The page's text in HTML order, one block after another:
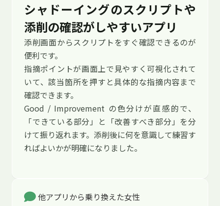
シャドーイングのスクリプトや
添削の確認がしやすいアプリ
添削画面からスクリプトをすぐ確認できるのが
便利です。
指摘ポイントが画面上で見やすく可視化されて
いて、該当箇所を押すと具体的な指摘内容まで
確認できます。
Good / Improvement の色分けが直感的で、
「できている部分」と「改善すべき部分」を分
けて振り返れます。添削後に何を意識して練習す
ればよいかが明確になりました。
他アプリから乗り換えた女性